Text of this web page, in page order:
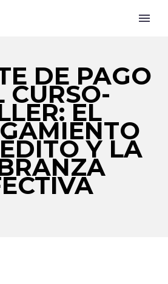
DE PAGO
CURSO-
EL
Y LA